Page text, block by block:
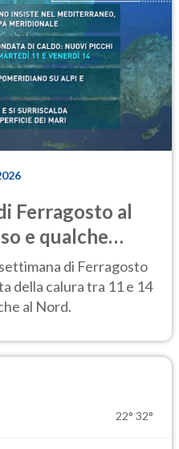
Ferragosto al
e qualche
di Ferragosto
della calura tra 11 e 14
al Nord.
22° 32°